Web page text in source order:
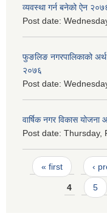
व्यवस्था गर्न बनेको ऐन
Post date:
फुङलिङ नगरपालिकाको अर्थ
२०७६
Post date:
वार्षिक नगर विकास
Post date: Thursday,
Pages
« first ‹
4 5